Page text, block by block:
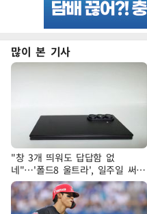
많이 본 기사
"창 3개 띄워도 답답함 없
네"…'폴드8 울트라', 일주일 써보
니